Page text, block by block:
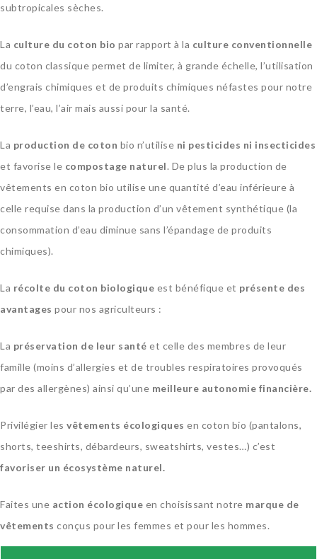
subtropicales sèches.
La culture du coton bio par rapport à la culture conventionnelle
du coton classique permet de limiter, à grande échelle, l’utilisation
d’engrais chimiques et de produits chimiques néfastes pour notre
terre, l’eau, l’air mais aussi pour la santé.
La production de coton bio n’utilise ni pesticides ni insecticides
et favorise le compostage naturel. De plus la production de
vêtements en coton bio utilise une quantité d’eau inférieure à
celle requise dans la production d’un vêtement synthétique (la
consommation d’eau diminue sans l’épandage de produits
chimiques).
La récolte du coton biologique est bénéfique et présente des
avantages pour nos agriculteurs :
La préservation de leur santé et celle des membres de leur
famille (moins d’allergies et de troubles respiratoires provoqués
par des allergènes) ainsi qu’une meilleure autonomie financière.
Privilégier les vêtements écologiques en coton bio (pantalons,
shorts, teeshirts, débardeurs, sweatshirts, vestes…) c’est
favoriser un écosystème naturel.
Faites une action écologique en choisissant notre marque de
vêtements conçus pour les femmes et pour les hommes.